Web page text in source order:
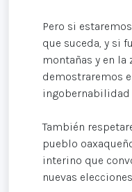
Pero si
que suceda, y si
montañas y en la
demostraremos
ingobernabilidad
También
pueblo
interino que
nuevas elecciones.